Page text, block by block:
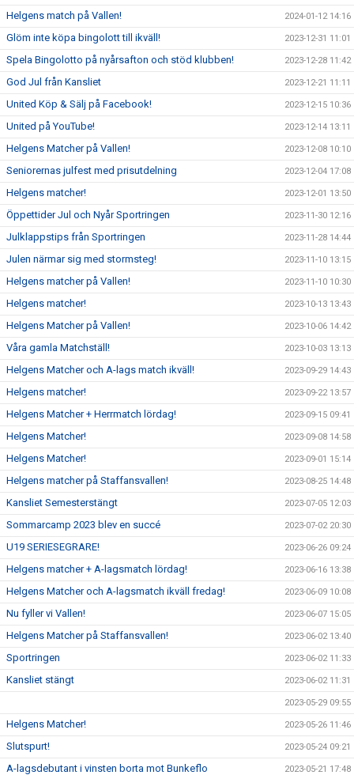
Helgens match på Vallen! 2024-01-12 14:16
Glöm inte köpa bingolott till ikväll! 2023-12-31 11:01
Spela Bingolotto på nyårsafton och stöd klubben! 2023-12-28 11:42
God Jul från Kansliet 2023-12-21 11:11
United Köp & Sälj på Facebook! 2023-12-15 10:36
United på YouTube! 2023-12-14 13:11
Helgens Matcher på Vallen! 2023-12-08 10:10
Seniorernas julfest med prisutdelning 2023-12-04 17:08
Helgens matcher! 2023-12-01 13:50
Öppettider Jul och Nyår Sportringen 2023-11-30 12:16
Julklappstips från Sportringen 2023-11-28 14:44
Julen närmar sig med stormsteg! 2023-11-10 13:15
Helgens matcher på Vallen! 2023-11-10 10:30
Helgens matcher! 2023-10-13 13:43
Helgens Matcher på Vallen! 2023-10-06 14:42
Våra gamla Matchställ! 2023-10-03 13:13
Helgens Matcher och A-lags match ikväll! 2023-09-29 14:43
Helgens matcher! 2023-09-22 13:57
Helgens Matcher + Herrmatch lördag! 2023-09-15 09:41
Helgens Matcher! 2023-09-08 14:58
Helgens Matcher! 2023-09-01 15:14
Helgens matcher på Staffansvallen! 2023-08-25 14:48
Kansliet Semesterstängt 2023-07-05 12:03
Sommarcamp 2023 blev en succé 2023-07-02 20:30
U19 SERIESEGRARE! 2023-06-26 09:24
Helgens matcher + A-lagsmatch lördag! 2023-06-16 13:38
Helgens Matcher och A-lagsmatch ikväll fredag! 2023-06-09 10:08
Nu fyller vi Vallen! 2023-06-07 15:05
Helgens Matcher på Staffansvallen! 2023-06-02 13:40
Sportringen 2023-06-02 11:33
Kansliet stängt 2023-06-02 11:31
2023-05-29 09:55
Helgens Matcher! 2023-05-26 11:46
Slutspurt! 2023-05-24 09:21
A-lagsdebutant i vinsten borta mot Bunkeflo 2023-05-21 17:48